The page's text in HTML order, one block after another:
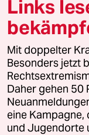
Newsletter
team zukunft
taz frisch
taz zahl ich
Links
Mit doppelter
Besonders jetzt
Daher gehen 50
eine Kampagne,
und Jugendorte